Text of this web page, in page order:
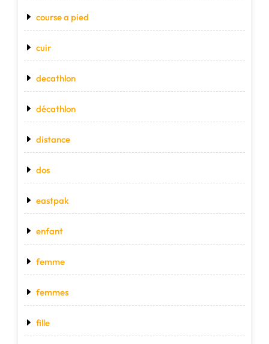
course a pied
cuir
decathlon
décathlon
distance
dos
eastpak
enfant
femme
femmes
fille